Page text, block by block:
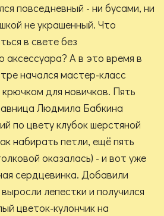
повседневный - ни бусами, ни
не украшенный. Что
в свете без
аксессуара? А в это время в
начался мастер-класс
крючком для новичков. Пять
Людмила Бабкина
по цвету клубок шерстяной
набирать петли, ещё пять
оказалась) - и вот уже
сердцевинка. Добавили
лепестки и получился
цветок-кулончик на